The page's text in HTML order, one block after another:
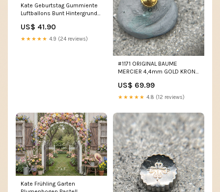
Kate Geburtstag Gummiente
Luftballons Bunt Hintergrund
Straßenlampen
US$ 41.90
★★★★★ 4.9 (24 reviews)
#1171 ORIGINAL BAUME
MERCIER 4,4mm GOLD KRONE
imported eBay
US$ 69.99
★★★★★ 4.8 (12 reviews)
Kate Frühling Garten